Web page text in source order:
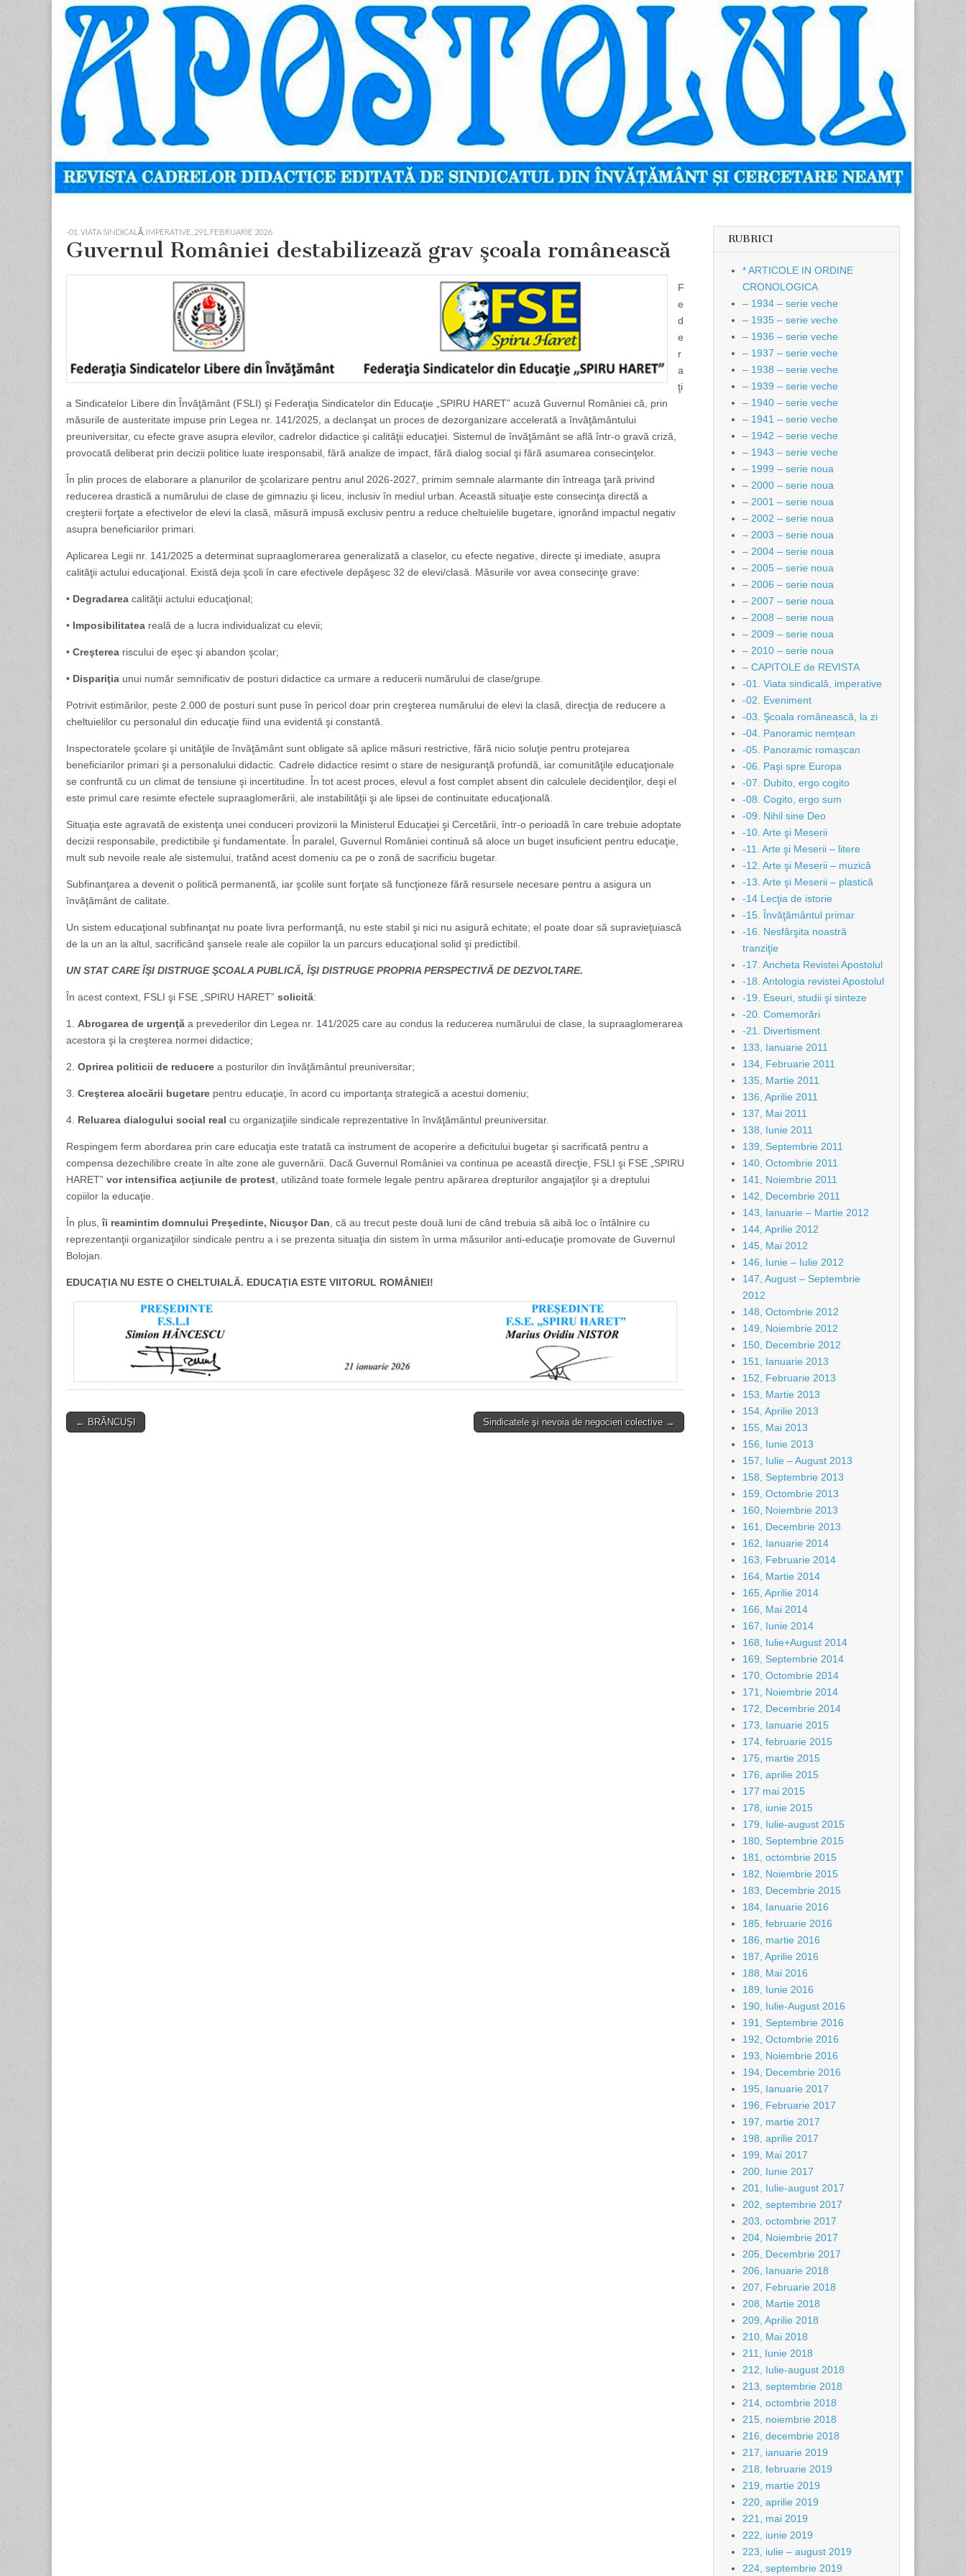
Apostolul
Revista
cadrelor
didactice
din
judetul
Neamt
content
-01. VIATA SINDICALĂ, IMPERATIVE 291, FEBRUARIE 2026
Guvernul României destabilizează grav şcoala românească
F
e
d
e
r
a
ţi
a Sindicatelor Libere din Învăţământ (FSLI) şi Federaţia Sindicatelor din Educaţie „SPIRU HARET” acuză Guvernul României că, prin
măsurile de austeritate impuse prin Legea nr. 141/2025, a declanşat un proces de dezorganizare accelerată a învăţământului
preuniversitar, cu efecte grave asupra elevilor, cadrelor didactice şi calităţii educaţiei. Sistemul de învăţământ se află într-o gravă criză,
provocată deliberat prin decizii politice luate iresponsabil, fără analize de impact, fără dialog social şi fără asumarea consecinţelor.
În plin proces de elaborare a planurilor de şcolarizare pentru anul 2026-2027, primim semnale alarmante din întreaga ţară privind
reducerea drastică a numărului de clase de gimnaziu şi liceu, inclusiv în mediul urban. Această situaţie este consecinţa directă a
creşterii forţate a efectivelor de elevi la clasă, măsură impusă exclusiv pentru a reduce cheltuielile bugetare, ignorând impactul negativ
asupra beneficiarilor primari.
Aplicarea Legii nr. 141/2025 a determinat supraaglomerarea generalizată a claselor, cu efecte negative, directe şi imediate, asupra
calităţii actului educaţional. Există deja şcoli în care efectivele depăşesc 32 de elevi/clasă. Măsurile vor avea consecinţe grave:
• Degradarea calităţii actului educaţional;
• Imposibilitatea reală de a lucra individualizat cu elevii;
• Creşterea riscului de eşec şi abandon şcolar;
• Dispariţia unui număr semnificativ de posturi didactice ca urmare a reducerii numărului de clase/grupe.
Potrivit estimărilor, peste 2.000 de posturi sunt puse în pericol doar prin creşterea numărului de elevi la clasă, direcţia de reducere a
cheltuielilor cu personalul din educaţie fiind una evidentă şi constantă.
Inspectoratele şcolare şi unităţile de învăţământ sunt obligate să aplice măsuri restrictive, fără nicio soluţie pentru protejarea
beneficiarilor primari şi a personalului didactic. Cadrele didactice resimt o stare de nesiguranţă profundă, iar comunităţile educaţionale
se confruntă cu un climat de tensiune şi incertitudine. În tot acest proces, elevul a fost complet absent din calculele decidenţilor, deşi el
este primul care resimte efectele supraaglomerării, ale instabilităţii şi ale lipsei de continuitate educaţională.
Situaţia este agravată de existenţa unei conduceri provizorii la Ministerul Educaţiei şi Cercetării, într-o perioadă în care trebuie adoptate
decizii responsabile, predictibile şi fundamentate. În paralel, Guvernul României continuă să aloce un buget insuficient pentru educaţie,
mult sub nevoile reale ale sistemului, tratând acest domeniu ca pe o zonă de sacrificiu bugetar.
Subfinanţarea a devenit o politică permanentă, iar şcolile sunt forţate să funcţioneze fără resursele necesare pentru a asigura un
învăţământ de calitate.
Un sistem educaţional subfinanţat nu poate livra performanţă, nu este stabil şi nici nu asigură echitate; el poate doar să supravieţuiască
de la un an la altul, sacrificând şansele reale ale copiilor la un parcurs educaţional solid şi predictibil.
UN STAT CARE ÎŞI DISTRUGE ŞCOALA PUBLICĂ, ÎŞI DISTRUGE PROPRIA PERSPECTIVĂ DE DEZVOLTARE.
În acest context, FSLI şi FSE „SPIRU HARET” solicită:
1. Abrogarea de urgenţă a prevederilor din Legea nr. 141/2025 care au condus la reducerea numărului de clase, la supraaglomerarea
acestora şi la creşterea normei didactice;
2. Oprirea politicii de reducere a posturilor din învăţământul preuniversitar;
3. Creşterea alocării bugetare pentru educaţie, în acord cu importanţa strategică a acestui domeniu;
4. Reluarea dialogului social real cu organizaţiile sindicale reprezentative în învăţământul preuniversitar.
Respingem ferm abordarea prin care educaţia este tratată ca instrument de acoperire a deficitului bugetar şi sacrificată pentru a
compensa dezechilibre create în alte zone ale guvernării. Dacă Guvernul României va continua pe această direcţie, FSLI şi FSE „SPIRU
HARET” vor intensifica acţiunile de protest , utilizând toate formele legale pentru apărarea drepturilor angajaţilor şi a dreptului
copiilor la educaţie.
În plus,îi reamintim domnului Preşedinte, Nicuşor Dan , că au trecut peste două luni de când trebuia să aibă loc o întâlnire cu
reprezentanţii organizaţiilor sindicale pentru a i se prezenta situaţia din sistem în urma măsurilor anti-educaţie promovate de Guvernul
Bolojan.
EDUCAŢIA NU ESTE O CHELTUIALĂ. EDUCAŢIA ESTE VIITORUL ROMÂNIEI!
Post
← BRÂNCUŞI Sindicatele şi nevoia de negocieri colective →
RUBRICI
* ARTICOLE IN ORDINE
CRONOLOGICA
– 1934 – serie veche
– 1935 – serie veche
– 1936 – serie veche
– 1937 – serie veche
– 1938 – serie veche
– 1939 – serie veche
– 1940 – serie veche
– 1941 – serie veche
– 1942 – serie veche
– 1943 – serie veche
– 1999 – serie noua
– 2000 – serie noua
– 2001 – serie noua
– 2002 – serie noua
– 2003 – serie noua
– 2004 – serie noua
– 2005 – serie noua
– 2006 – serie noua
– 2007 – serie noua
– 2008 – serie noua
– 2009 – serie noua
– 2010 – serie noua
– CAPITOLE de REVISTA
-01. Viata sindicală, imperative
-02. Eveniment
-03. Şcoala românească, la zi
-04. Panoramic nemțean
-05. Panoramic romașcan
-06. Paşi spre Europa
-07. Dubito, ergo cogito
-08. Cogito, ergo sum
-09. Nihil sine Deo
-10. Arte şi Meserii
-11. Arte şi Meserii – litere
-12. Arte şi Meserii – muzică
-13. Arte şi Meserii – plastică
-14 Lecţia de istorie
-15. Învăţământul primar
-16. Nesfârşita noastră
tranziţie
-17. Ancheta Revistei Apostolul
-18. Antologia revistei Apostolul
-19. Eseuri, studii şi sinteze
-20. Comemorări
-21. Divertisment
133, Ianuarie 2011
134, Februarie 2011
135, Martie 2011
136, Aprilie 2011
137, Mai 2011
138, Iunie 2011
139, Septembrie 2011
140, Octombrie 2011
141, Noiembrie 2011
142, Decembrie 2011
143, Ianuarie – Martie 2012
144, Aprilie 2012
145, Mai 2012
146, Iunie – Iulie 2012
147, August – Septembrie
2012
148, Octombrie 2012
149, Noiembrie 2012
150, Decembrie 2012
151, Ianuarie 2013
152, Februarie 2013
153, Martie 2013
154, Aprilie 2013
155, Mai 2013
156, Iunie 2013
157, Iulie – August 2013
158, Septembrie 2013
159, Octombrie 2013
160, Noiembrie 2013
161, Decembrie 2013
162, Ianuarie 2014
163, Februarie 2014
164, Martie 2014
165, Aprilie 2014
166, Mai 2014
167, Iunie 2014
168, Iulie+August 2014
169, Septembrie 2014
170, Octombrie 2014
171, Noiembrie 2014
172, Decembrie 2014
173, Ianuarie 2015
174, februarie 2015
175, martie 2015
176, aprilie 2015
177 mai 2015
178, iunie 2015
179, Iulie-august 2015
180, Septembrie 2015
181, octombrie 2015
182, Noiembrie 2015
183, Decembrie 2015
184, Ianuarie 2016
185, februarie 2016
186, martie 2016
187, Aprilie 2016
188, Mai 2016
189, Iunie 2016
190, Iulie-August 2016
191, Septembrie 2016
192, Octombrie 2016
193, Noiembrie 2016
194, Decembrie 2016
195, Ianuarie 2017
196, Februarie 2017
197, martie 2017
198, aprilie 2017
199, Mai 2017
200, Iunie 2017
201, Iulie-august 2017
202, septembrie 2017
203, octombrie 2017
204, Noiembrie 2017
205, Decembrie 2017
206, Ianuarie 2018
207, Februarie 2018
208, Martie 2018
209, Aprilie 2018
210, Mai 2018
211, Iunie 2018
212, Iulie-august 2018
213, septembrie 2018
214, octombrie 2018
215, noiembrie 2018
216, decembrie 2018
217, ianuarie 2019
218, februarie 2019
219, martie 2019
220, aprilie 2019
221, mai 2019
222, iunie 2019
223, iulie – august 2019
224, septembrie 2019